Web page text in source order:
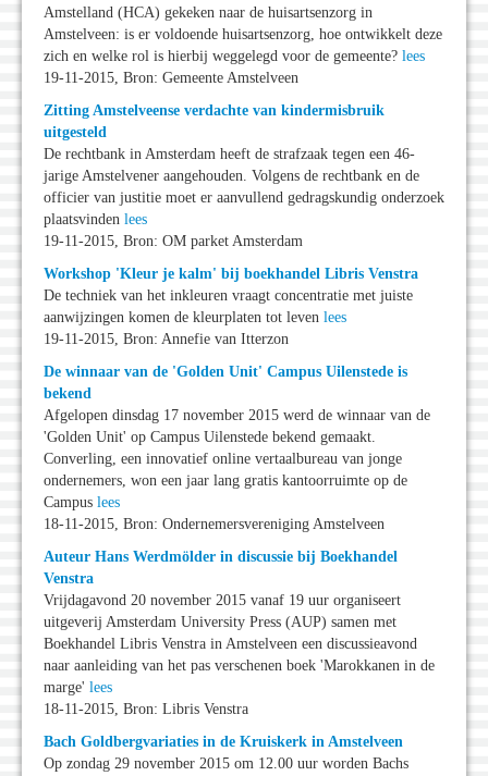
Amstelland (HCA) gekeken naar de huisartsenzorg in
Amstelveen: is er voldoende huisartsenzorg, hoe ontwikkelt deze
zich en welke rol is hierbij weggelegd voor de gemeente? lees
19-11-2015, Bron: Gemeente Amstelveen
Zitting Amstelveense verdachte van kindermisbruik
uitgesteld
De rechtbank in Amsterdam heeft de strafzaak tegen een 46-
jarige Amstelvener aangehouden. Volgens de rechtbank en de
officier van justitie moet er aanvullend gedragskundig onderzoek
plaatsvinden lees
19-11-2015, Bron: OM parket Amsterdam
Workshop 'Kleur je kalm' bij boekhandel Libris Venstra
De techniek van het inkleuren vraagt concentratie met juiste
aanwijzingen komen de kleurplaten tot leven lees
19-11-2015, Bron: Annefie van Itterzon
De winnaar van de 'Golden Unit' Campus Uilenstede is
bekend
Afgelopen dinsdag 17 november 2015 werd de winnaar van de
'Golden Unit' op Campus Uilenstede bekend gemaakt.
Converling, een innovatief online vertaalbureau van jonge
ondernemers, won een jaar lang gratis kantoorruimte op de
Campus lees
18-11-2015, Bron: Ondernemersvereniging Amstelveen
Auteur Hans Werdmölder in discussie bij Boekhandel
Venstra
Vrijdagavond 20 november 2015 vanaf 19 uur organiseert
uitgeverij Amsterdam University Press (AUP) samen met
Boekhandel Libris Venstra in Amstelveen een discussieavond
naar aanleiding van het pas verschenen boek 'Marokkanen in de
marge' lees
18-11-2015, Bron: Libris Venstra
Bach Goldbergvariaties in de Kruiskerk in Amstelveen
Op zondag 29 november 2015 om 12.00 uur worden Bachs